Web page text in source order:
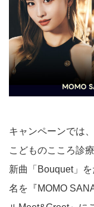
キャンペーンでは
こどものこころ診
新曲「Bouquet」
名を『MOMO